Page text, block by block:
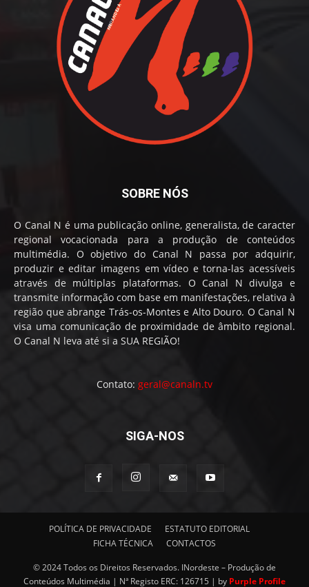
SOBRE NÓS
O Canal N é uma publicação online, generalista, de caracter
regional vocacionada para a produção de conteúdos
multimédia. O objetivo do Canal N passa por adquirir,
produzir e editar imagens em vídeo e torna-las acessíveis
através de múltiplas plataformas. O Canal N divulga e
transmite informação com base em manifestações, relativa à
região que abrange Trás-os-Montes e Alto Douro. O Canal N
visa uma comunicação de proximidade de âmbito regional.
O Canal N leva até si a SUA REGIÃO!
Contato: geral@canaln.tv
SIGA-NOS
POLÍTICA DE PRIVACIDADE
ESTATUTO EDITORIAL
FICHA TÉCNICA
CONTACTOS
© 2024 Todos os Direitos Reservados. INordeste – Produção de
Conteúdos Multimédia | Nª Registo ERC: 126715 | by Purple Profile